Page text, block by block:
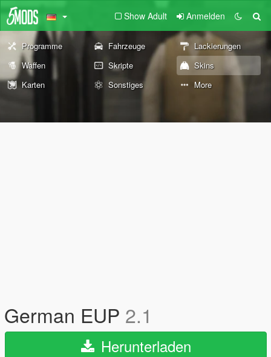
Show Adult Anmelden
Programme Fahrzeuge
Lackierungen
Waffen
Skripte
Skins
Karten
Sonstiges More
German EUP 2.1
Herunterladen